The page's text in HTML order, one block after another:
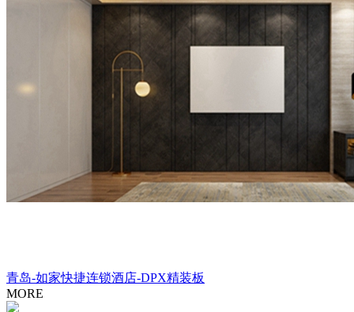
青岛-如家快捷连锁酒店-DPX精装板
MORE